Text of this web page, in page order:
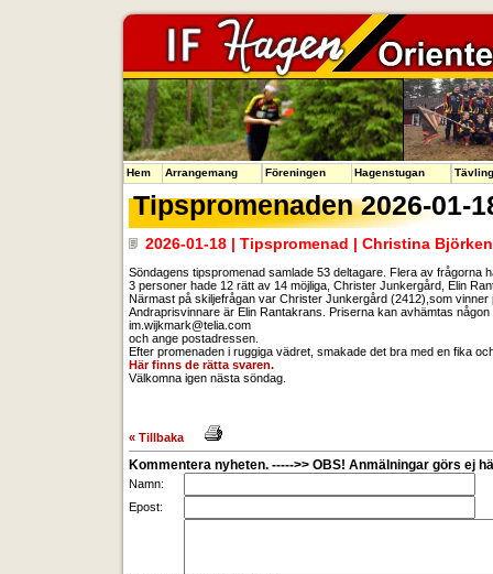
Tipspromenaden 2026-01-
2026-01-18 | Tipspromenad | Christina
Söndagens tipspromenad samlade 53 deltagare. Flera av frågorna
3 personer hade 12 rätt av 14 möjliga, Christer Junkergård, Elin
Närmast på skiljefrågan var Christer Junkergård (2412),som
Andraprisvinnare är Elin Rantakrans. Priserna kan avhämtas
im.wijkmark@telia.com
och ange postadressen.
Efter promenaden i ruggiga vädret, smakade det bra med en fika
Här finns de rätta svaren.
Välkomna igen nästa söndag.
« Tillbaka
Kommentera nyheten. ----->> OBS! Anmälningar görs ej
Namn:
Epost:
Hem Arrangemang Föreningen Hagenstugan Tävling